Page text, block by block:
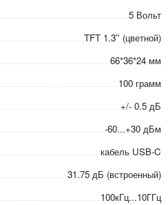
5 Вольт
TFT 1.3'' (цветной)
66*36*24 мм
100 грамм
+/- 0.5 дБ
-60...+30 дБм
кабель USB-C
31.75 дБ (встроенный)
100кГц...10ГГц